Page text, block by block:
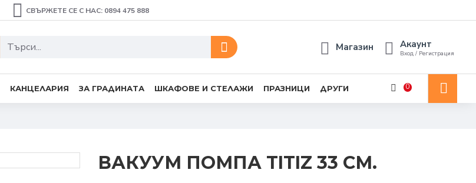
СВЪРЖЕТЕ СЕ С НАС: 0894 475 888
Магазин Акаунт
Вход / Регистрация
КАНЦЕЛАРИЯ ЗА ГРАДИНАТА ШКАФОВЕ И СТЕЛАЖИ ПРАЗНИЦИ ДРУГИ 0
ВАКУУМ ПОМПА TITIZ 33 СМ.